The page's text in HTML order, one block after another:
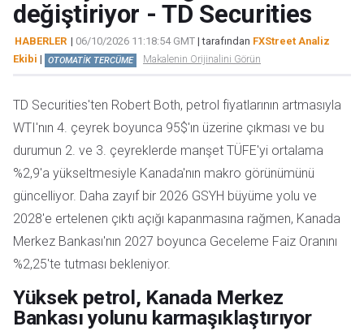
değiştiriyor - TD Securities
HABERLER | 06/10/2026 11:18:54 GMT | tarafından FXStreet Analiz
Ekibi | OTOMATİK TERCÜME Makalenin Orijinalini Görün
TD Securities'ten Robert Both, petrol fiyatlarının artmasıyla
WTI'nın 4. çeyrek boyunca 95$'ın üzerine çıkması ve bu
durumun 2. ve 3. çeyreklerde manşet TÜFE'yi ortalama
%2,9'a yükseltmesiyle Kanada'nın makro görünümünü
güncelliyor. Daha zayıf bir 2026 GSYH büyüme yolu ve
2028'e ertelenen çıktı açığı kapanmasına rağmen, Kanada
Merkez Bankası'nın 2027 boyunca Geceleme Faiz Oranını
%2,25'te tutması bekleniyor.
Yüksek petrol, Kanada Merkez
Bankası yolunu karmaşıklaştırıyor